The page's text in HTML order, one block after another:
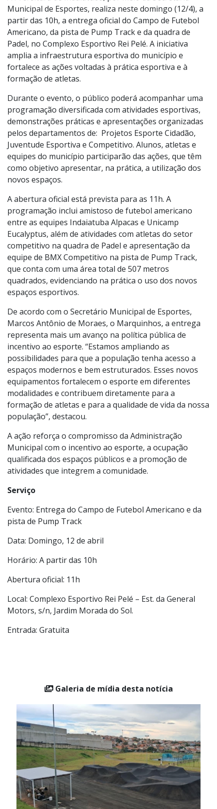
A Prefeitura de Indaiatuba, por meio da Secretaria
Municipal de Esportes, realiza neste domingo (12/4), a
partir das 10h, a entrega oficial do Campo de Futebol
Americano, da pista de Pump Track e da quadra de
Padel, no Complexo Esportivo Rei Pelé. A iniciativa
amplia a infraestrutura esportiva do município e
fortalece as ações voltadas à prática esportiva e à
Durante o evento, o público poderá acompanhar uma
programação diversificada com atividades esportivas,
demonstrações práticas e apresentações organizadas
pelos departamentos de: Projetos Esporte Cidadão,
Juventude Esportiva e Competitivo. Alunos, atletas e
equipes do município participarão das ações, que têm
como objetivo apresentar, na prática, a utilização dos
A abertura oficial está prevista para as 11h. A
programação inclui amistoso de futebol americano
entre as equipes Indaiatuba Alpacas e Unicamp
Eucalyptus, além de atividades com atletas do setor
competitivo na quadra de Padel e apresentação da
equipe de BMX Competitivo na pista de Pump Track,
que conta com uma área total de 507 metros
quadrados, evidenciando na prática o uso dos novos
De acordo com o Secretário Municipal de Esportes,
Marcos Antônio de Moraes, o Marquinhos, a entrega
representa mais um avanço na política pública de
incentivo ao esporte. “Estamos ampliando as
possibilidades para que a população tenha acesso a
espaços modernos e bem estruturados. Esses novos
equipamentos fortalecem o esporte em diferentes
modalidades e contribuem diretamente para a
formação de atletas e para a qualidade de vida da nossa
A ação reforça o compromisso da Administração
Municipal com o incentivo ao esporte, a ocupação
qualificada dos espaços públicos e a promoção de
Evento: Entrega do Campo de Futebol Americano e da
Local: Complexo Esportivo Rei Pelé – Est. da General